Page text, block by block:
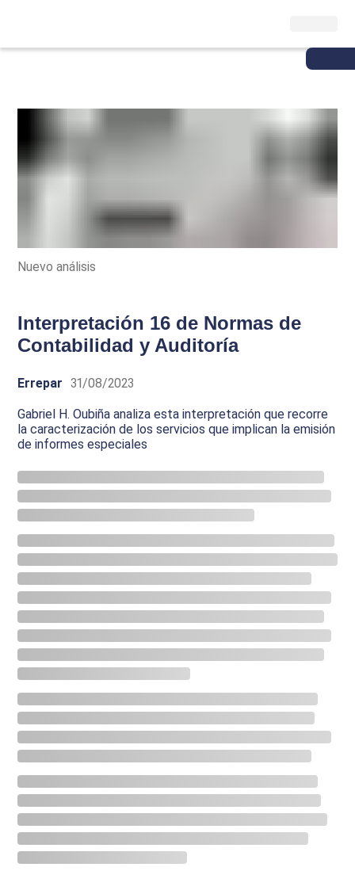
Nuevo análisis
Interpretación 16 de Normas de
Contabilidad y Auditoría
Errepar 31/08/2023
Gabriel H. Oubiña analiza esta interpretación que recorre
la caracterización de los servicios que implican la emisión
de informes especiales